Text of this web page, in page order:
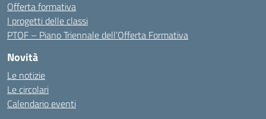
Offerta formativa
I progetti delle classi
PTOF – Piano Triennale dell’Offerta Formativa
Novità
Le notizie
Le circolari
Calendario eventi